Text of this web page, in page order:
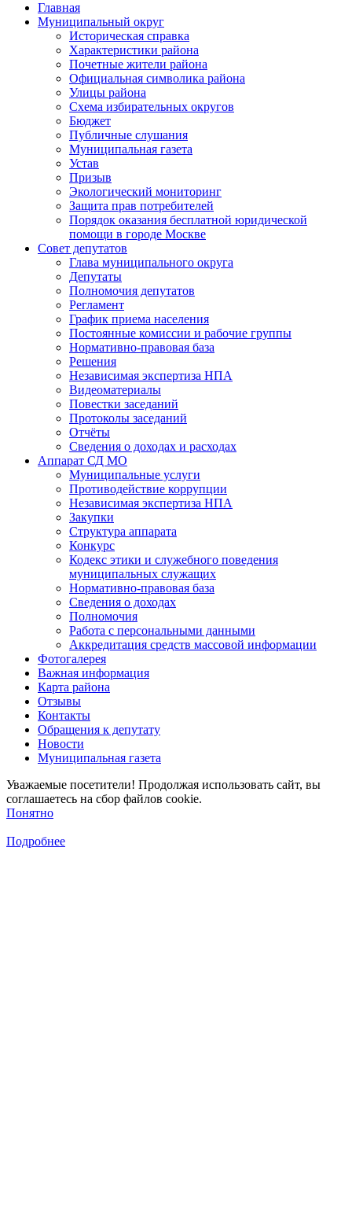
Главная
Муниципальный округ
Историческая справка
Характеристики района
Почетные жители района
Официальная символика района
Улицы района
Схема избирательных округов
Бюджет
Публичные слушания
Муниципальная газета
Устав
Призыв
Экологический мониторинг
Защита прав потребителей
Порядок оказания бесплатной юридической
помощи в городе Москве
Совет депутатов
Глава муниципального округа
Депутаты
Полномочия депутатов
Регламент
График приема населения
Постоянные комиссии и рабочие группы
Нормативно-правовая база
Решения
Независимая экспертиза НПА
Видеоматериалы
Повестки заседаний
Протоколы заседаний
Отчёты
Сведения о доходах и расходах
Аппарат СД МО
Муниципальные услуги
Противодействие коррупции
Независимая экспертиза НПА
Закупки
Структура аппарата
Конкурс
Кодекс этики и служебного поведения
муниципальных служащих
Нормативно-правовая база
Сведения о доходах
Полномочия
Работа с персональными данными
Аккредитация средств массовой информации
Фотогалерея
Важная информация
Карта района
Отзывы
Контакты
Обращения к депутату
Новости
Муниципальная газета
Уважаемые посетители! Продолжая использовать сайт, вы
соглашаетесь на сбор файлов cookie.
Понятно
Подробнее